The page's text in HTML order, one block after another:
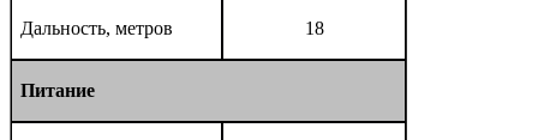
Дальность, метров 18
Питание